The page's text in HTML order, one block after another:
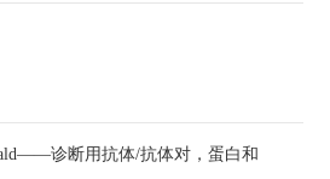
诊断用抗体/抗体对，蛋白和